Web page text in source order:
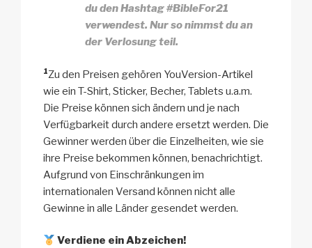
du den Hashtag #BibleFor21
verwendest. Nur so nimmst du an
der Verlosung teil.
1Zu den Preisen gehören YouVersion-Artikel
wie ein T-Shirt, Sticker, Becher, Tablets u.a.m.
Die Preise können sich ändern und je nach
Verfügbarkeit durch andere ersetzt werden. Die
Gewinner werden über die Einzelheiten, wie sie
ihre Preise bekommen können, benachrichtigt.
Aufgrund von Einschränkungen im
internationalen Versand können nicht alle
Gewinne in alle Länder gesendet werden.
Verdiene ein Abzeichen!